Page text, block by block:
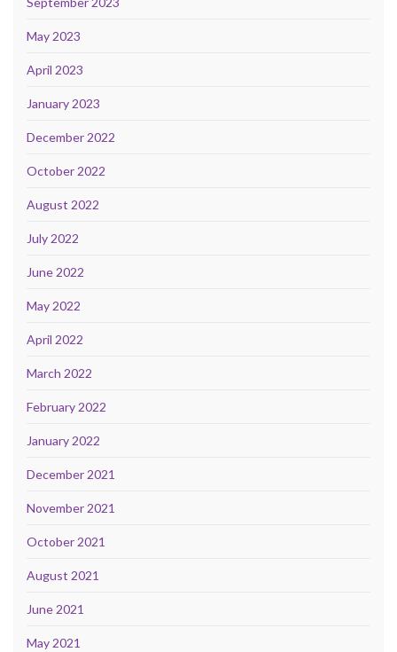
May 2023
April 2023
January 2023
December 2022
October 2022
August 2022
July 2022
June 2022
May 2022
April 2022
March 2022
February 2022
January 2022
December 2021
November 2021
October 2021
August 2021
June 2021
May 2021